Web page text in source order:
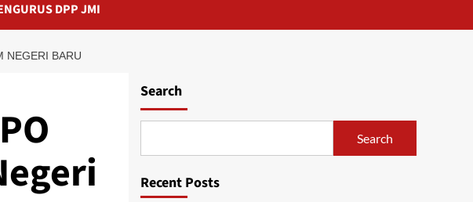
DPP JMI
NEGERI BARU
Search
Search
Recent Posts